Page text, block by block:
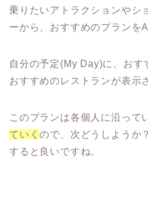
乗りたいアトラクションやシ
ーから、おすすめのプランを
自分の予定(My Day)に、おす
おすすめのレストランが表示
このプランは各個人に沿って
ていくので、次どうしようか
すると良いですね。